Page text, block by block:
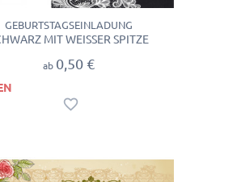
GEBURTSTAGSEINLADUNG
MIT WEISSER SPITZE
ab 0,50 €